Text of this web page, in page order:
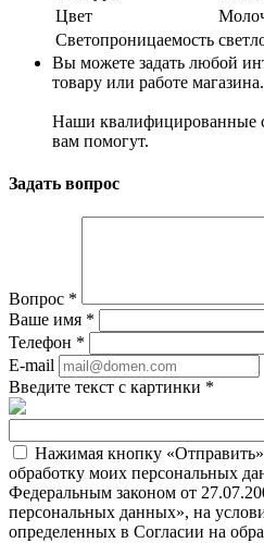
Цвет
Светопроницаемость
Вы можете задать любой
товару или работе магазина.
Наши квалифицированные
вам помогут.
Задать вопрос
Вопрос *
Ваше имя *
Телефон *
E-mail
Введите текст с картинки *
Нажимая кнопку
обработку моих персональных
Федеральным законом от
персональных данных», на
определенных в Согласии на